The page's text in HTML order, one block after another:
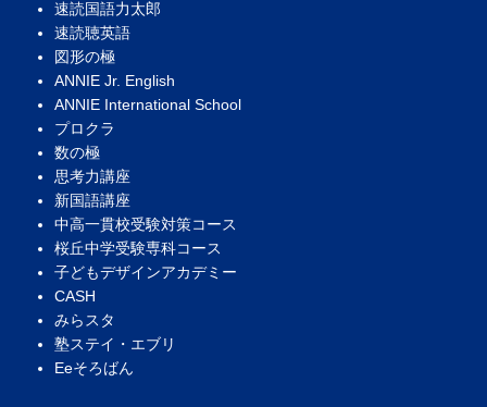
速読国語力太郎
速読聴英語
図形の極
ANNIE Jr. English
ANNIE International School
プロクラ
数の極
思考力講座
新国語講座
中高一貫校受験対策コース
桜丘中学受験専科コース
子どもデザインアカデミー
CASH
みらスタ
塾ステイ・エブリ
Eeそろばん